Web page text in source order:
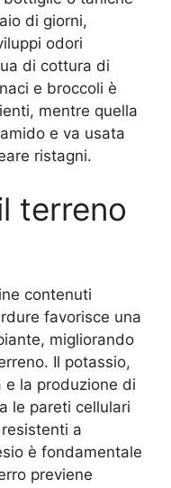
di giorni,
odori
di cottura di
e broccoli è
mentre quella
e va usata
ristagni.
terreno
contenuti
favorisce una
migliorando
Il potassio,
la produzione di
le pareti cellulari
a
è fondamentale
previene